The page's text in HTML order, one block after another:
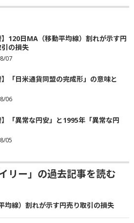
】120日MA（移動平均線）割れが示す円
の損失
07
】「日米通貨同盟の完成形」の意味と
06
】「異常な円安」と1995年「異常な円
05
リー」の過去記事を読む
均線）割れが示す円売り取引の損失